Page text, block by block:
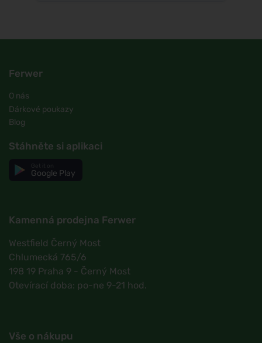
Ferwer
O nás
Dárkové poukazy
Blog
Stáhněte si aplikaci
Google Play
Kamenná prodejna Ferwer
Westfield Černý Most
Chlumecká 765/6
198 19 Praha 9 - Černý Most
Otevírací doba: po-ne 9-21 hod.
Vše o nákupu